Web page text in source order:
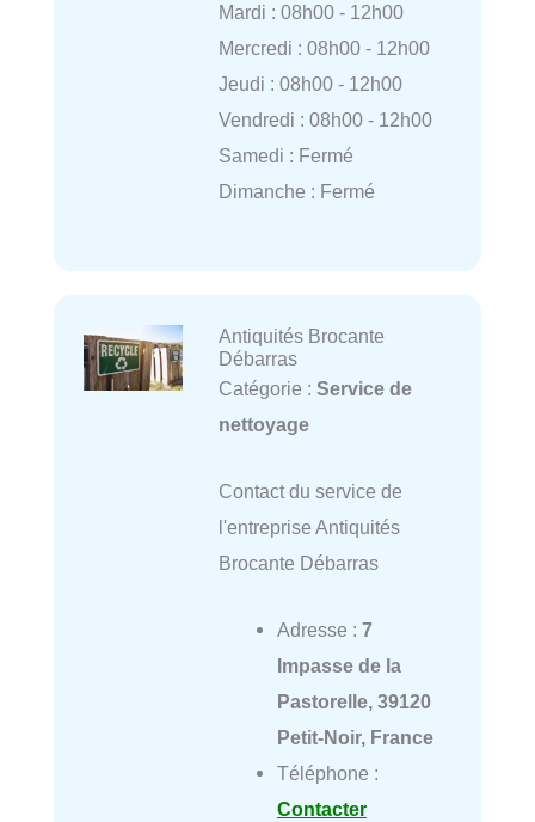
Mardi : 08h00 - 12h00
Mercredi : 08h00 - 12h00
Jeudi : 08h00 - 12h00
Vendredi : 08h00 - 12h00
Samedi : Fermé
Dimanche : Fermé
Antiquités Brocante
Débarras
Catégorie : Service de
nettoyage
Contact du service de
l'entreprise Antiquités
Brocante Débarras
Adresse : 7
Impasse de la
Pastorelle, 39120
Petit-Noir, France
Téléphone :
Contacter